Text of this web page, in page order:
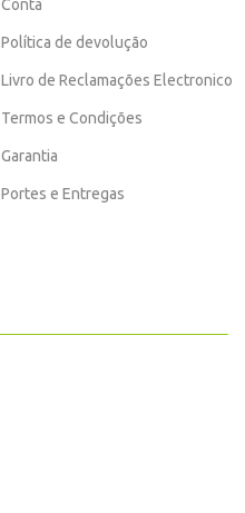
Conta
Política de devolução
Livro de Reclamações Electronico
Termos e Condições
Garantia
Portes e Entregas